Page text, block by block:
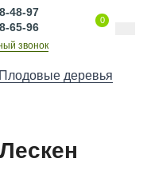
48-97
65-96
звонок
0
Плодовые деревья